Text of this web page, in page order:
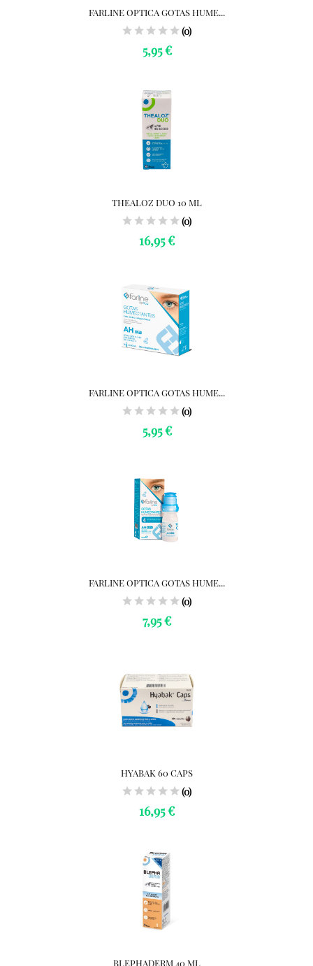
FARLINE OPTICA GOTAS HUME...
(0)
5,95 €
THEALOZ DUO 10 ML
(0)
16,95 €
FARLINE OPTICA GOTAS HUME...
(0)
5,95 €
FARLINE OPTICA GOTAS HUME...
(0)
7,95 €
HYABAK 60 CAPS
(0)
16,95 €
BLEPHADERM 40 ML